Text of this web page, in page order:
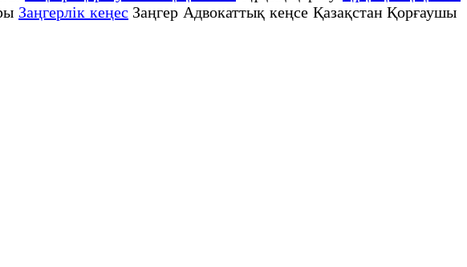
Заңгерлік кеңес Заңгер Адвокаттық кеңсе Қазақстан Қорғаушы